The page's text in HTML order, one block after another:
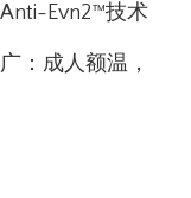
Evn2™技术
：成人额温，